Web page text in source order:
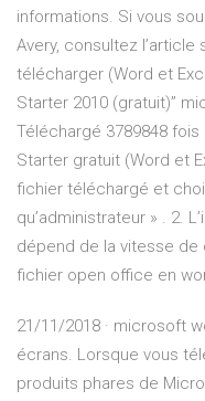
informations. Si vous
Avery, consultez l’article
télécharger (Word et
Starter 2010 (gratuit)”
Téléchargé 3789848
Starter gratuit (Word et
fichier téléchargé et
qu’administrateur » . 2.
dépend de la vitesse de
fichier open office en
21/11/2018 · microsoft
écrans. Lorsque vous
produits phares de